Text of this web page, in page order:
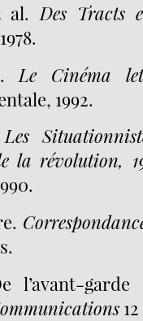
al.Des Tracts
Le Cinéma
1992.
Les
la révolution,
l’avant-